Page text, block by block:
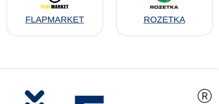
FLAPMARKET ROZETKA